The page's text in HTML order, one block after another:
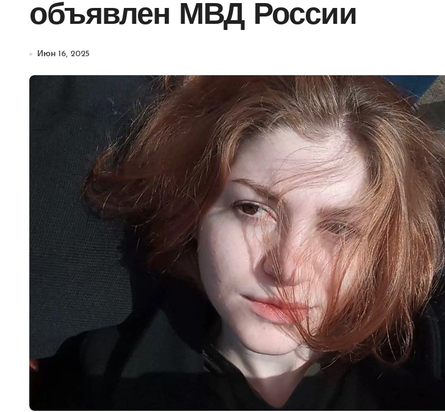
объявлен МВД России
Июн 16, 2025